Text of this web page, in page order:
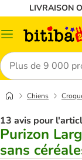
LIVRAISON
Menu
Rechercher
Chiens
13 avis pour
Purizon
sans